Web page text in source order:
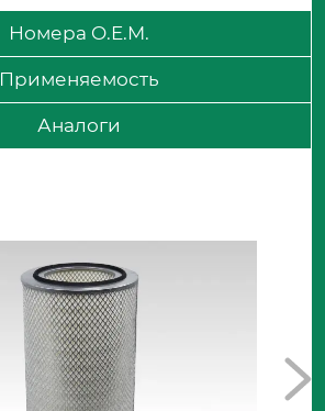
Номера O.E.M.
Применяемость
Аналоги